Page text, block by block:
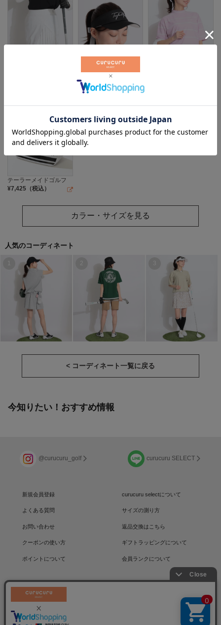
テーラーメイドゴルフ
¥5,500（税込）
テーラーメイドゴルフ
¥7,425 （税込）
カラー・サイズを見る
人気のコーディネート
2 3
< コーディネート一覧に戻る
今知りたい！おすすめ情報
@curucuru_golf curucuru SELECT
新規会員登録 curucuru selectについて
よくある質問 サイズの測り方
お問い合わせ 返品交換はこちら
クーポンの使い方 ギフトラッピングについて
ポイントについて 会員ランクについて
利用規約